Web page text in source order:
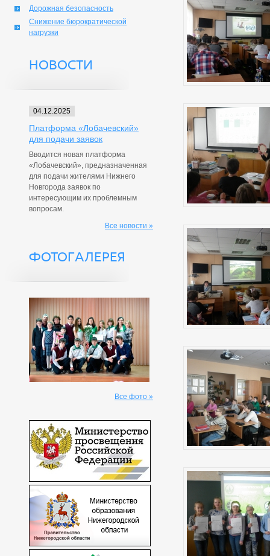
Дорожная безопасность
Снижение бюрократической
нагрузки
НОВОСТИ
04.12.2025
Платформа «Лобачевский»
для подачи заявок
Вводится новая платформа
«Лобачевский», предназначенная
для подачи жителями Нижнего
Новгорода заявок по
интересующим их проблемным
вопросам.
Все новости »
ФОТОГАЛЕРЕЯ
Все фото »